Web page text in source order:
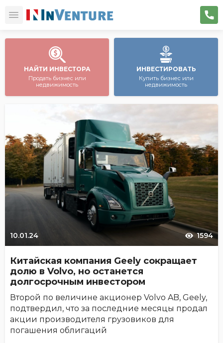
НАЙТИ ИНВЕСТОРА
Продать бизнес или
недвижимость
ИНВЕСТИРОВАТЬ
Купить бизнес или
недвижимость
10.01.24 1594
Китайская компания Geely сокращает
долю в Volvo, но останется
долгосрочным инвестором
Второй по величине акционер Volvo AB, Geely,
подтвердил, что за последние месяцы продал
акции производителя грузовиков для
погашения облигаций